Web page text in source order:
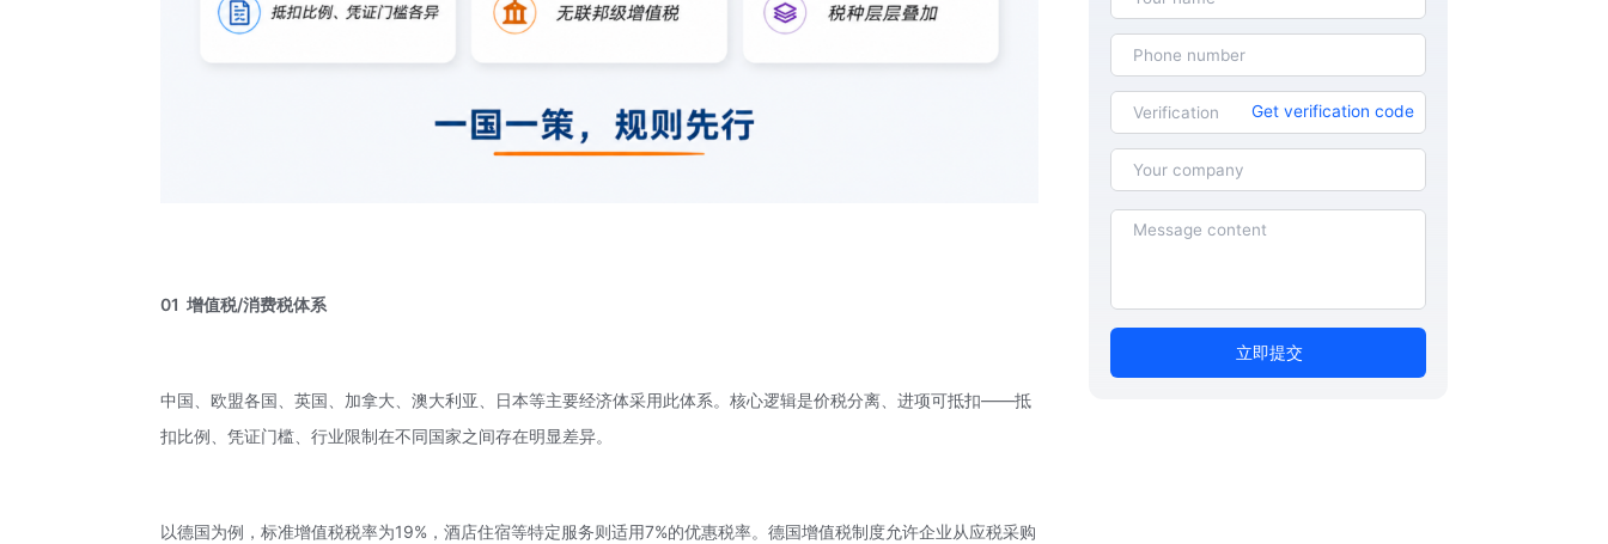
01增值税/消费税体系
中国、欧盟各国、英国、加拿大、澳大利亚、日本等主要经济体采用此体系。核心逻辑是价税分离 、进项可抵扣——抵
扣比例、凭证门槛、行业限制在不同国家之间存在明显差异。
以德国为例，标准增值税税率为19%，酒店住宿等特定服务则适用7%的优惠税率。德国增值税制度允许企业从应税采购
Get verification code
立即提交